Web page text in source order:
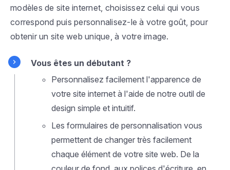
modèles de site internet, choisissez celui qui vous
correspond puis personnalisez-le à votre goût, pour
obtenir un site web unique, à votre image.
Vous êtes un débutant ?
Personnalisez facilement l'apparence de
votre site internet à l'aide de notre outil de
design simple et intuitif.
Les formulaires de personnalisation vous
permettent de changer très facilement
chaque élément de votre site web. De la